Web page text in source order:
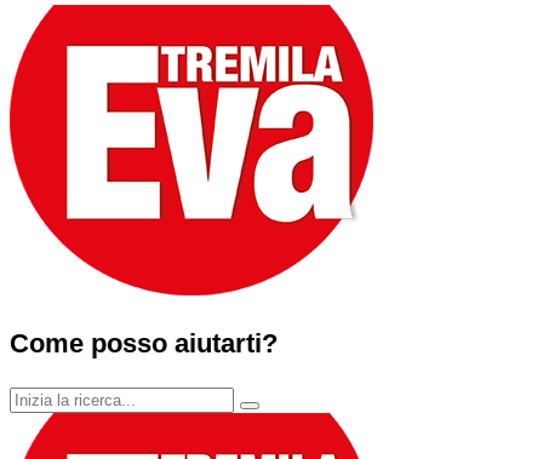
Come posso aiutarti?